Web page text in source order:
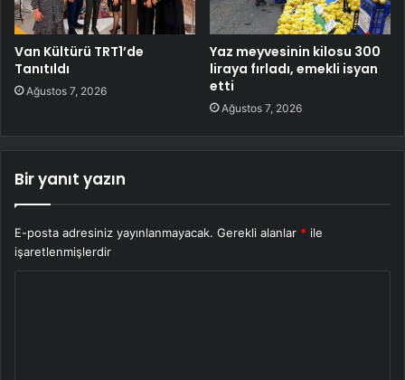
Van Kültürü TRT1’de
Tanıtıldı
Ağustos 7, 2026
Yaz meyvesinin kilosu 300
liraya fırladı, emekli isyan
etti
Ağustos 7, 2026
Bir yanıt yazın
E-posta adresiniz yayınlanmayacak. Gerekli alanlar * ile
işaretlenmişlerdir